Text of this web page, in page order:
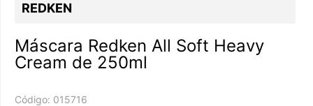
REDKEN
Máscara Redken All Soft Heavy
Cream de 250ml
Código: 015716